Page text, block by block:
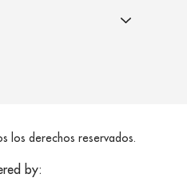
los derechos reservados.
by: